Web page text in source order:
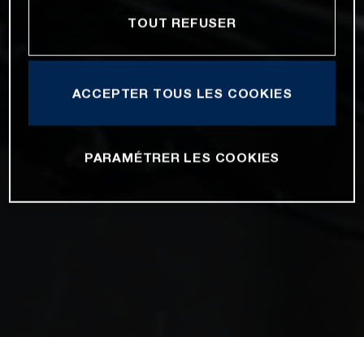
TOUT REFUSER
ACCEPTER TOUS LES COOKIES
PARAMÉTRER LES COOKIES